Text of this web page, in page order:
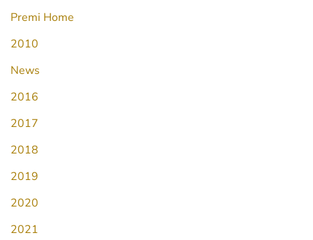
Premi Home
2010
News
2016
2017
2018
2019
2020
2021